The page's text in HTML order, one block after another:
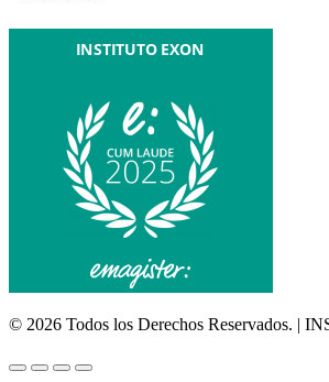
© 2026 Todos los Derechos Reservados. |